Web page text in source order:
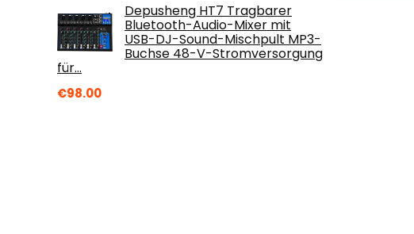
Depusheng HT7 Tragbarer
Bluetooth-Audio-Mixer mit
USB-DJ-Sound-Mischpult MP3-
Buchse 48-V-Stromversorgung
für…
€98.00